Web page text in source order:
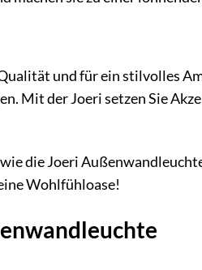
und für ein stilvolles
Mit der Joeri setzen Sie
die Joeri
Wohlfühloase!